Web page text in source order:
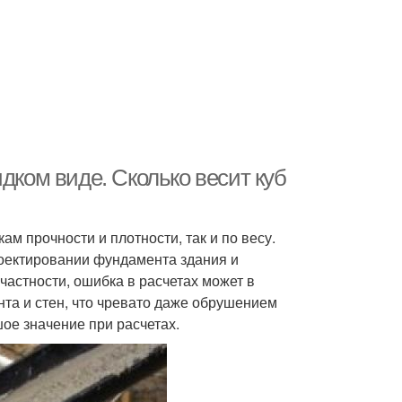
виде. Сколько весит куб
прочности и плотности, так и по весу.
фундамента здания и
ошибка в расчетах может в
и стен, что чревато даже обрушением
значение при расчетах.